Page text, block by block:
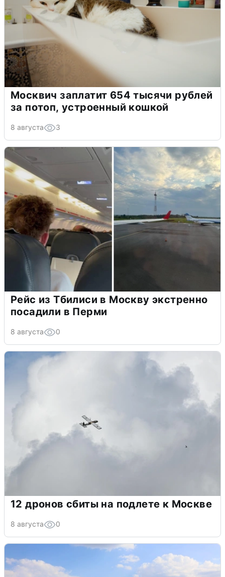
Москвич заплатит 654 тысячи рублей
за потоп, устроенный кошкой
8 августа 3
Рейс из Тбилиси в Москву экстренно
посадили в Перми
8 августа 0
12 дронов сбиты на подлете к Москве
8 августа 0